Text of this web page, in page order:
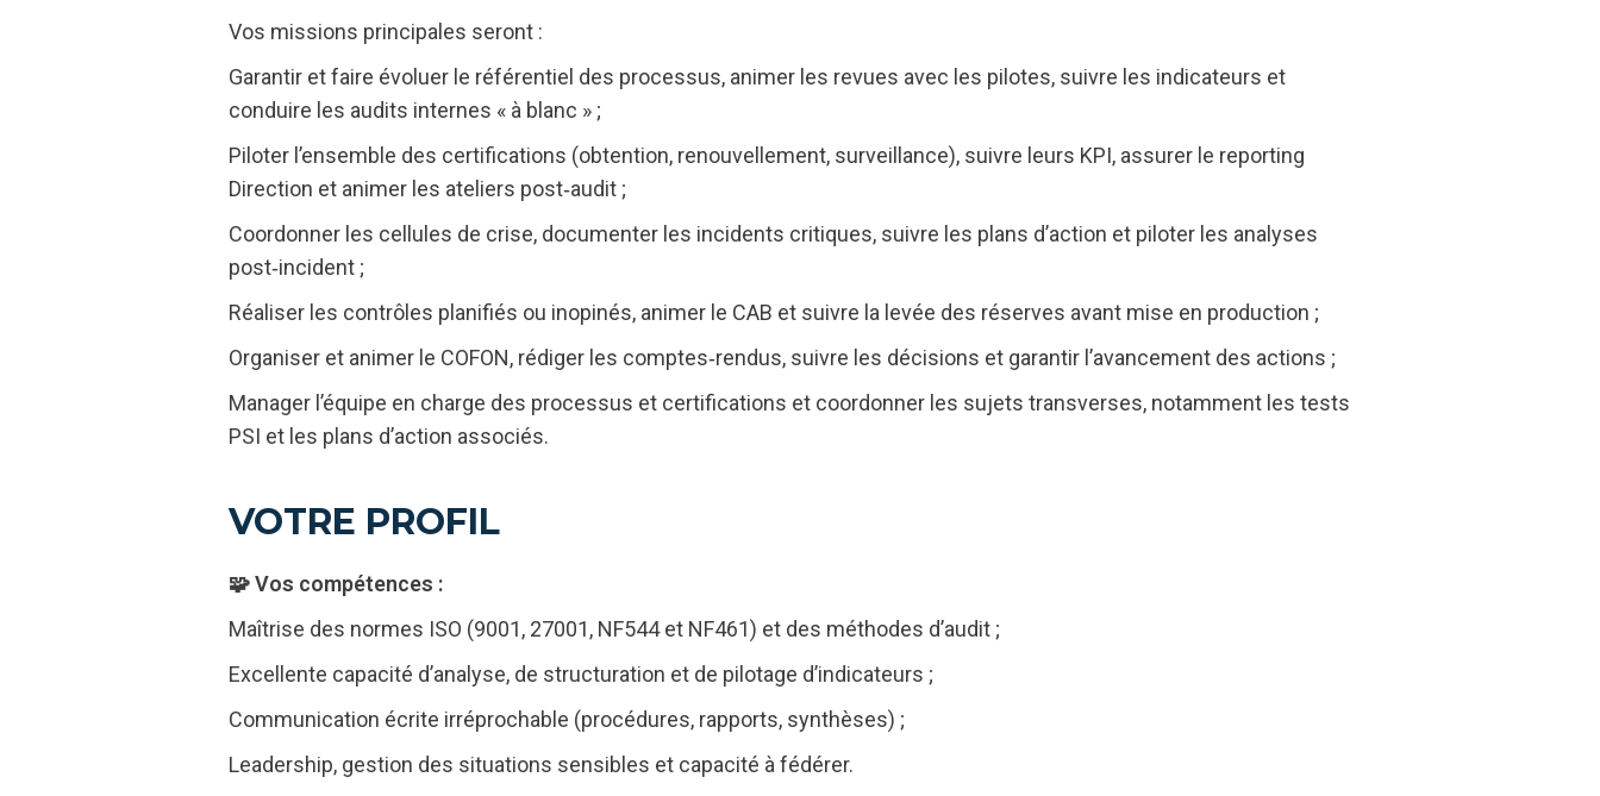
Vos missions principales seront :
Garantir et faire évoluer le référentiel des processus, animer les revues avec les pilotes, suivre les indicateurs et
conduire les audits internes « à blanc » ;
Piloter l’ensemble des certifications (obtention, renouvellement, surveillance), suivre leurs KPI, assurer le reporting
Direction et animer les ateliers post‑audit ;
Coordonner les cellules de crise, documenter les incidents critiques, suivre les plans d’action et piloter les analyses
post‑incident ;
Réaliser les contrôles planifiés ou inopinés, animer le CAB et suivre la levée des réserves avant mise en production ;
Organiser et animer le COFON, rédiger les comptes‑rendus, suivre les décisions et garantir l’avancement des actions ;
Manager l’équipe en charge des processus et certifications et coordonner les sujets transverses, notamment les tests
PSI et les plans d’action associés.
VOTRE PROFIL
🧩 Vos compétences :
Maîtrise des normes ISO (9001, 27001, NF544 et NF461) et des méthodes d’audit ;
Excellente capacité d’analyse, de structuration et de pilotage d’indicateurs ;
Communication écrite irréprochable (procédures, rapports, synthèses) ;
Leadership, gestion des situations sensibles et capacité à fédérer.